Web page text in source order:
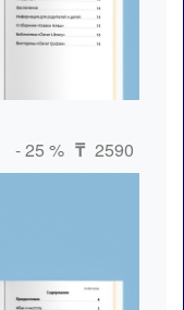
- 25 % ₸ 2590